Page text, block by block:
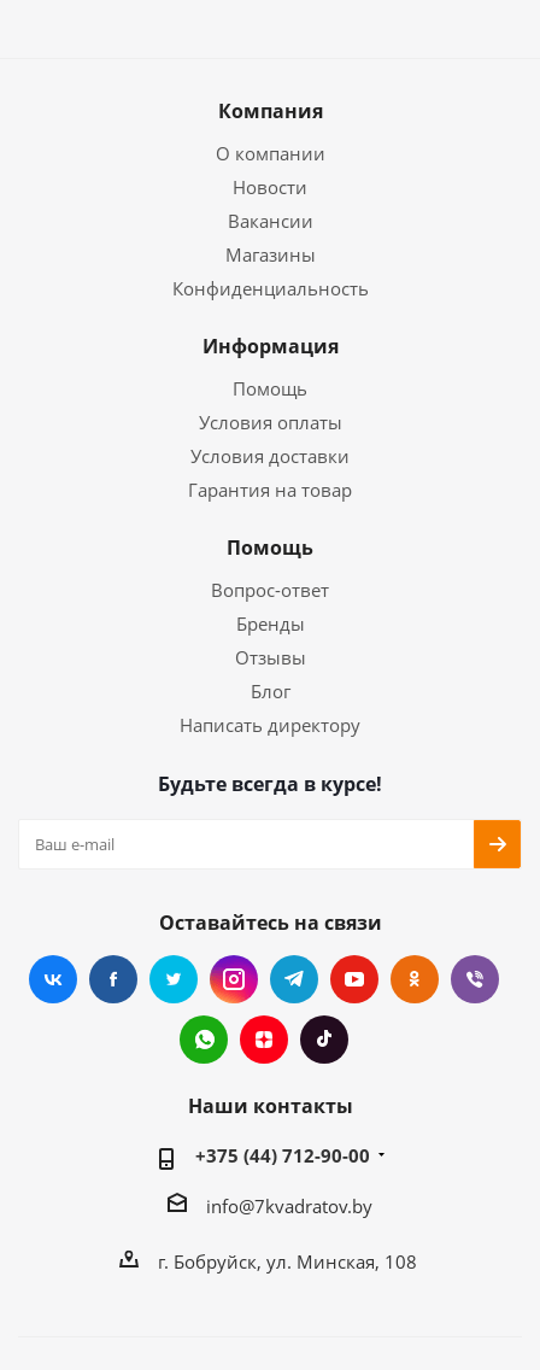
Компания
О компании
Новости
Вакансии
Магазины
Конфиденциальность
Информация
Помощь
Условия оплаты
Условия доставки
Гарантия на товар
Помощь
Вопрос-ответ
Бренды
Отзывы
Блог
Написать директору
Будьте всегда в курсе!
Оставайтесь на связи
Наши контакты
+375 (44) 712-90-00
info@7kvadratov.by
г. Бобруйск, ул. Минская, 108